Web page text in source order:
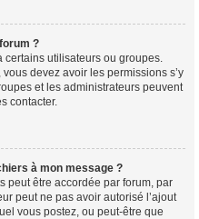
?
certains utilisateurs ou groupes.
devez avoir les permissions s’y
et les administrateurs peuvent
contacter.
à mon message ?
peut être accordée par forum, par
peut ne pas avoir autorisé l’ajout
vous postez, ou peut-être que